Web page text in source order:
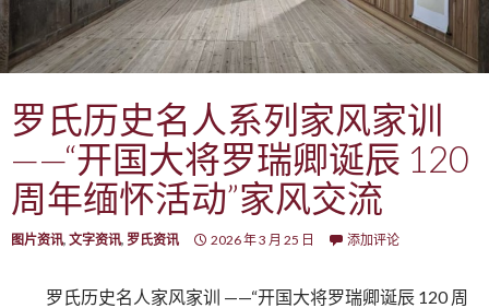
罗氏历史名人系列家风家训
——“开国大将罗瑞卿诞辰 120
周年缅怀活动”家风交流
图片资讯, 文字资讯, 罗氏资讯 2026 年 3 月 25 日 添加评论
罗氏历史名人家风家训 ——“开国大将罗瑞卿诞辰 120 周